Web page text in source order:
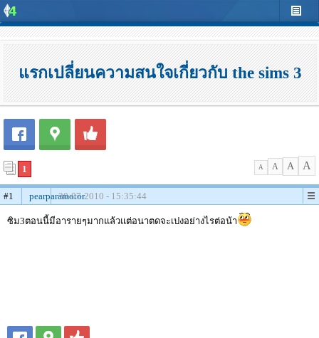
แรกเปลี่ยนความสนใจเกี่ยวกับ the sims 3
1 A A A A
#1 pearparamotor30-07-2010 - 15:35:44
ซิม3ตอนนี้มีอารายๆมากแล้วแต่อนาตดจะเปงอย่างไรต่อน้า